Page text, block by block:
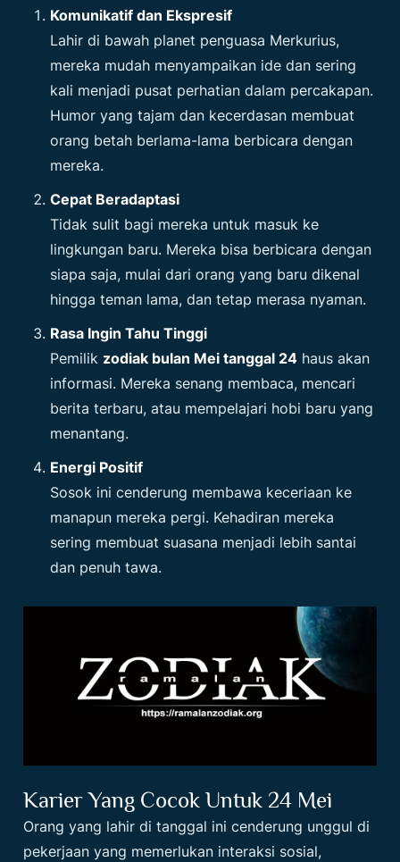
Komunikatif dan Ekspresif
Lahir di bawah planet penguasa Merkurius,
mereka mudah menyampaikan ide dan sering
kali menjadi pusat perhatian dalam percakapan.
Humor yang tajam dan kecerdasan membuat
orang betah berlama-lama berbicara dengan
mereka.
Cepat Beradaptasi
Tidak sulit bagi mereka untuk masuk ke
lingkungan baru. Mereka bisa berbicara dengan
siapa saja, mulai dari orang yang baru dikenal
hingga teman lama, dan tetap merasa nyaman.
Rasa Ingin Tahu Tinggi
Pemilik zodiak bulan Mei tanggal 24 haus akan
informasi. Mereka senang membaca, mencari
berita terbaru, atau mempelajari hobi baru yang
menantang.
Energi Positif
Sosok ini cenderung membawa keceriaan ke
manapun mereka pergi. Kehadiran mereka
sering membuat suasana menjadi lebih santai
dan penuh tawa.
Karier Yang Cocok Untuk 24 Mei
Orang yang lahir di tanggal ini cenderung unggul di
pekerjaan yang memerlukan interaksi sosial,